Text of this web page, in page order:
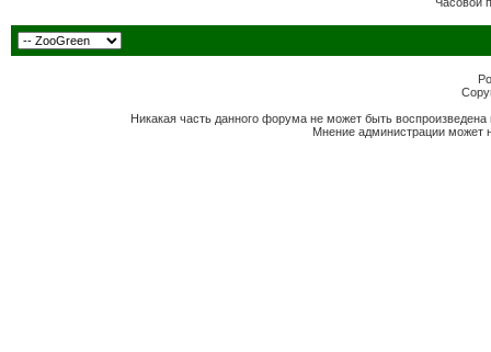
Никакая часть данного форума не может быть
Мнение администрации может